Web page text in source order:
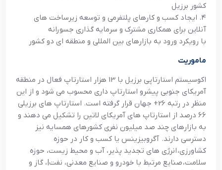
کشور برزیل
۴. ایجاد کسب و کارهای پلتفرمی و توسعه زیرساخت های
آنلاین برای همکاری مشترک و سرمایه گذاری جسورانه
با رویکرد ورود به بازارهای بین المللی و منطقه ای دو کشور
ماموریت
اکوسيستم استارتاپي برزيل با 13 هزار استارتاپ فعال در منطقه
آمريکاي جنوبي پيشرو استارتاپ داري محسوب مي شود و از اين
منظر در رتبه 26+ جهان قرار گرفته است. استارتاپ هاي برزيلي
66 درصد از استارتاپ هاي آمريکاي لاتين را تشکيل مي دهند و
به بازارهاي چند صد ميليون نفري کشورهاي همسايه نيز
دسترسي دارند. آگروبيزينس يا کسب و کار در حوزه
کشاورزي، انرژي هاي تجديد پذير، آب و محيط زيست، حوزه
سلامت، صنايع مرتبط با خودرو و صنايع معدني، نفت|، گاز و